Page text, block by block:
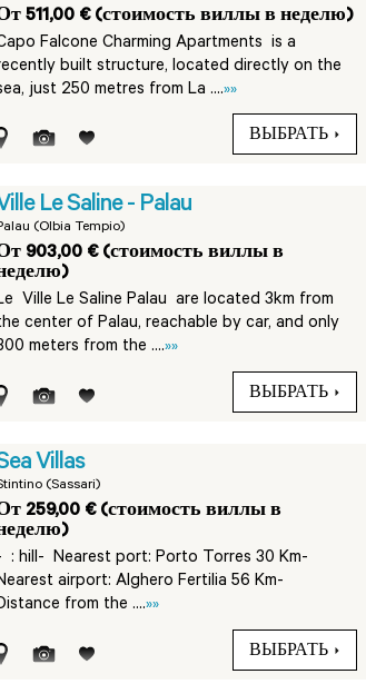
511,00 € (стоимость виллы в неделю)
Falcone Charming Apartments is a
built structure, located directly on the
just 250 metres from La ....»»
ВЫБРАТЬ
Le Saline - Palau
(Olbia Tempio)
903,00 € (стоимость виллы в
Ville Le Saline Palau are located 3km from
center of Palau, reachable by car, and only
meters from the ....»»
ВЫБРАТЬ
Villas
(Sassari)
259,00 € (стоимость виллы в
: hill- Nearest port: Porto Torres 30 Km-
airport: Alghero Fertilia 56 Km-
from the ....»»
ВЫБРАТЬ